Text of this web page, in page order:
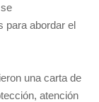
para abordar el
una carta de
atención